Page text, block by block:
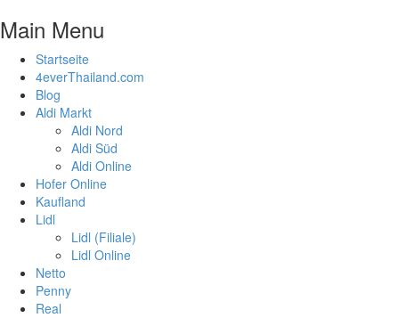
Main Menu
Startseite
4everThailand.com
Blog
Aldi Markt
Aldi Nord
Aldi Süd
Aldi Online
Hofer Online
Kaufland
Lidl
Lidl (Filiale)
Lidl Online
Netto
Penny
Real